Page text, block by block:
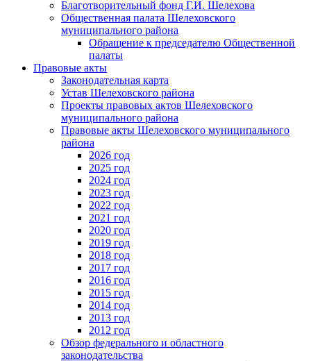
Благотворительный фонд Г.И. Шелехова
Общественная палата Шелеховского
муниципального района
Обращение к председателю Общественной
палаты
Правовые акты
Законодательная карта
Устав Шелеховского района
Проекты правовых актов Шелеховского
муниципального района
Правовые акты Шелеховского муниципального
района
2026 год
2025 год
2024 год
2023 год
2022 год
2021 год
2020 год
2019 год
2018 год
2017 год
2016 год
2015 год
2014 год
2013 год
2012 год
Обзор федерального и областного
законодательства